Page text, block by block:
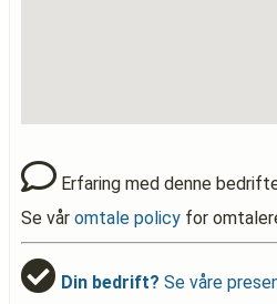
Erfaring med denne
Se vår omtale policy for
Din bedrift? Se våre